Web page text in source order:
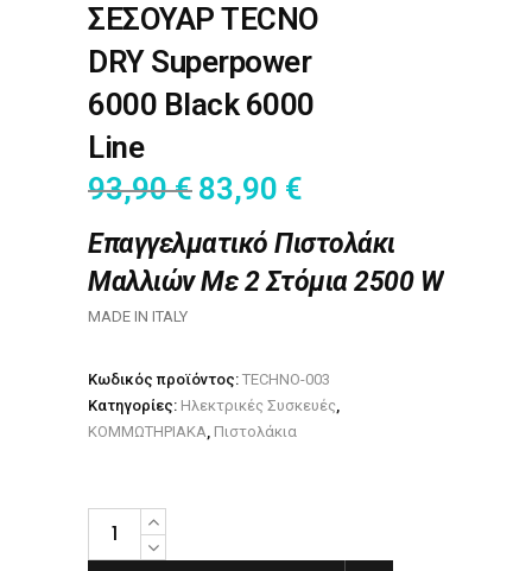
ΣΕΣΟΥΑΡ TECNO
DRY Superpower
6000 Black 6000
Line
93,90€ 83,90 €
Επαγγελματικό Πιστολάκι
Μαλλιών Με 2 Στόμια 2500 W
MADE IN ITALY
Κωδικός προϊόντος: TECHNO-003
Κατηγορίες: Ηλεκτρικές Συσκευές,
ΚΟΜΜΩΤΗΡΙΑΚΑ, Πιστολάκια
ΣΕΣΟΥΑΡ